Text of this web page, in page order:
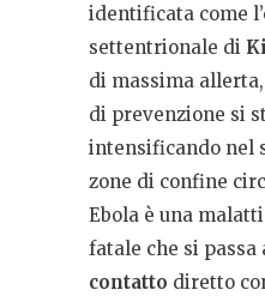
identificata come
settentrionale di
di massima
di prevenzione si
intensificando nel
zone di confine
Ebola è una
fatale che si
contatto diretto